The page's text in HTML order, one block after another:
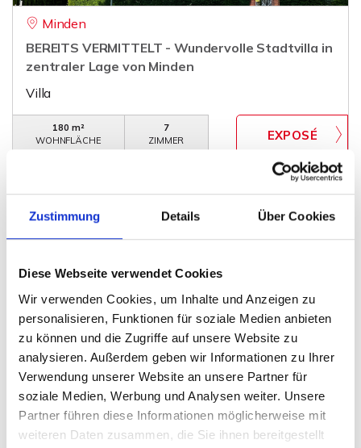
Zustimmung Details Über Cookies
Diese Webseite verwendet Cookies
Wir verwenden Cookies, um Inhalte und Anzeigen zu
personalisieren, Funktionen für soziale Medien anbieten
zu können und die Zugriffe auf unsere Website zu
analysieren. Außerdem geben wir Informationen zu Ihrer
Verwendung unserer Website an unsere Partner für
soziale Medien, Werbung und Analysen weiter. Unsere
Partner führen diese Informationen möglicherweise mit
weiteren Daten zusammen, die Sie ihnen bereitgestellt
Minden
BEREITS VERMITTELT - Wundervolle Stadtvilla in
zentraler Lage von Minden
Villa
180 m²
WOHNFLÄCHE
7
ZIMMER
Minden
Bereits verkauft! Schickes Einfamilienhaus im 1.
Innenstadtring von Minden
Haus
210 m²
7